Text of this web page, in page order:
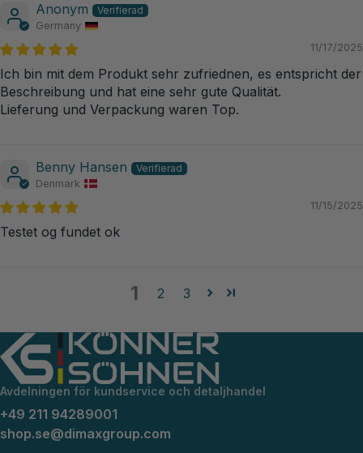
Anonym
Germany
11/17/2025
Ich bin mit dem Produkt sehr zufriednen, es entspricht der
Beschreibung und hat eine sehr gute Qualität.
Lieferung und Verpackung waren Top.
Benny Hansen
Denmark
11/15/2025
Testet og fundet ok
1 2 3
Avdelningen för kundservice och detaljhandel
+49 211 94289001
shop.se@dimaxgroup.com